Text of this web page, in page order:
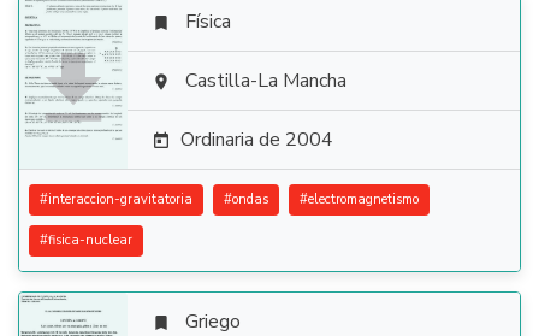

 Física
 Castilla-La Mancha
 Ordinaria de 2004
#interaccion-gravitatoria #ondas #electromagnetismo
#fisica-nuclear
 Griego